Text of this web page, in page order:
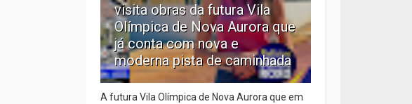
visita obras da futura Vila
Olímpica de Nova Aurora que
já conta com nova e
moderna pista de caminhada
A futura Vila Olímpica de Nova Aurora que em